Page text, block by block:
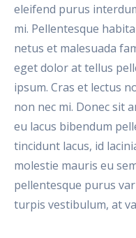
eleifend purus
mi. Pellentesque
netus et malesuada
eget dolor at tellus
ipsum. Cras et lectus
non nec mi. Donec sit
eu lacus bibendum
tincidunt lacus, id
molestie mauris eu
pellentesque purus
turpis vestibulum, at